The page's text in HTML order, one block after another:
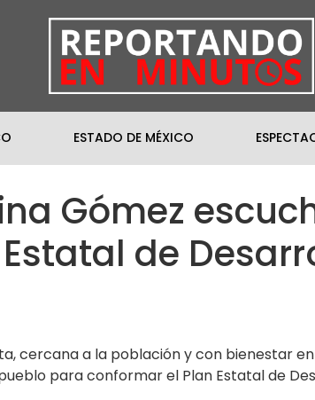
ESTADO DE MÉXICO
Gómez
de
cercana a la población y con bienestar
para conformar el Plan Estatal de